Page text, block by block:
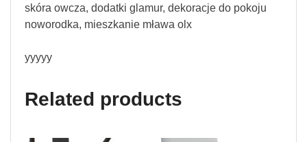
skóra owcza, dodatki glamur, dekoracje do pokoju
noworodka, mieszkanie mława olx
yyyyy
Related products